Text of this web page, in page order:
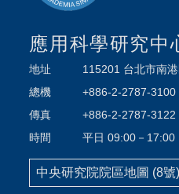
應用科學研究中
地址
115201 台北市南
總機
+886-2-2787-3100
傳真
+886-2-2787-3122
時間
平日 09:00－17:00
中央研究院院區地圖 (8號)